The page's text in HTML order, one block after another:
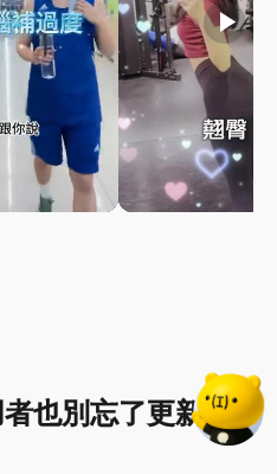
play_arrow
也別忘了更新